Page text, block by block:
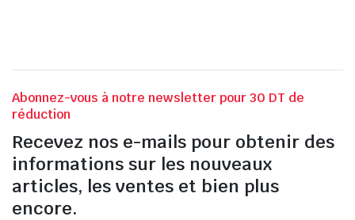
Abonnez-vous à notre newsletter pour 30 DT de
réduction
Recevez nos e-mails pour obtenir des
informations sur les nouveaux
articles, les ventes et bien plus
encore.